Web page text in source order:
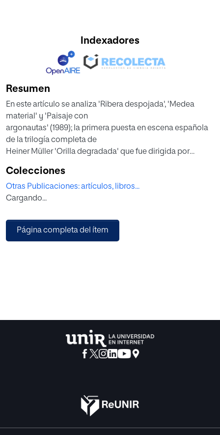
Indexadores
Resumen
En este artículo se analiza 'Ribera despojada', 'Medea
material' y 'Paisaje con
argonautas' (1989); la primera puesta en escena española
de la trilogía completa de
Heiner Müller 'Orilla degradada' que fue dirigida por
compañía La Tartana Teatro en coproducción con el
Centro Nacional de Nuevas
Tendencias Escénicas (CNNTE). Debido a la complejidad
posdramática del dramaturgo alemán Heiner Müller
también se abordan las fuentes
Colecciones
Otras Publicaciones: artículos, libros...
Cargando...
Página completa del ítem